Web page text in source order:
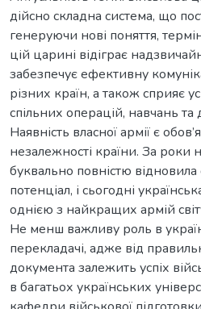
дійсно складна система, що
генеруючи нові поняття,
цій царині відіграє
забезпечує ефективну
різних країн, а також сприяє
спільних операцій, навчань та
Наявність власної армії є
незалежності країни. За роки
буквально повністю відновила
потенціал, і сьогодні
однією з найкращих армій
Не менш важливу роль в
перекладачі, адже від
документа залежить успіх
в багатьох українських